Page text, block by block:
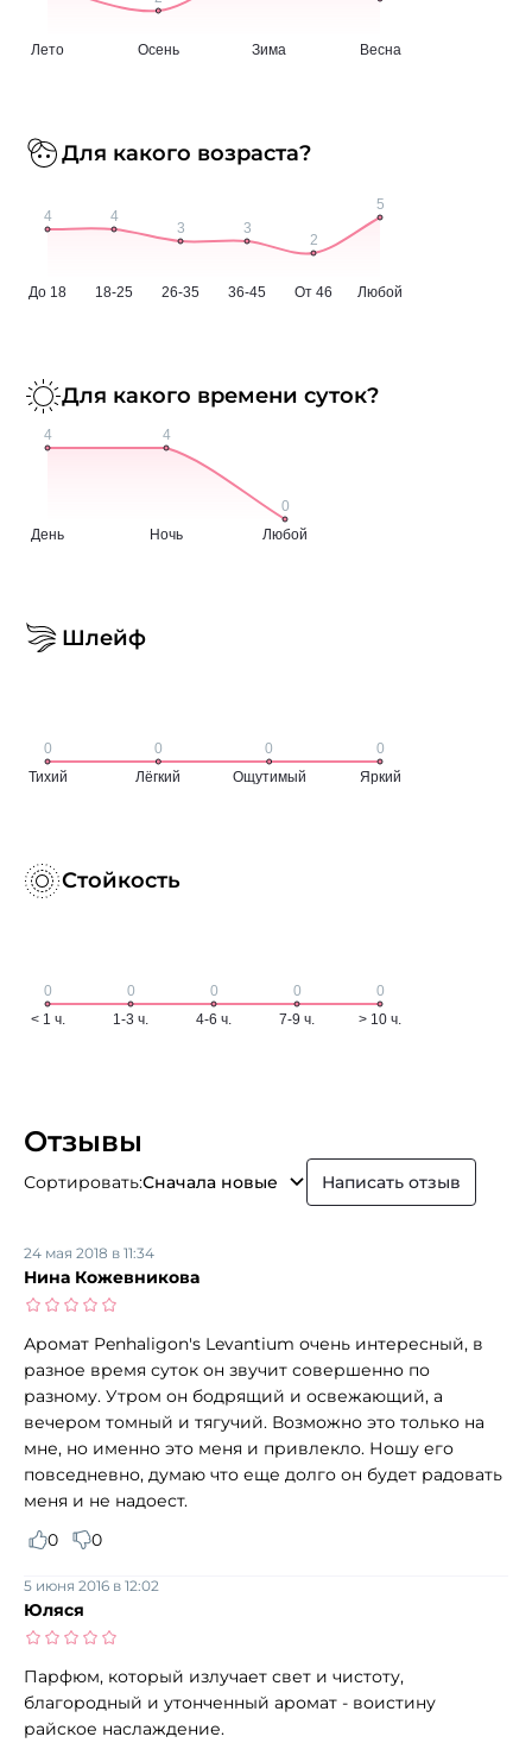
Для какого возраста?
Для какого времени суток?
Шлейф
Стойкость
Отзывы
Сортировать:Сначала новые Написать отзыв
Нина Кожевникова
24 мая 2018 в 11:34
Аромат Penhaligon's Levantium очень интересный, в
разное время суток он звучит совершенно по
разному. Утром он бодрящий и освежающий, а
вечером томный и тягучий. Возможно это только на
мне, но именно это меня и привлекло. Ношу его
повседневно, думаю что еще долго он будет радовать
меня и не надоест.
0
0
Юляся
5 июня 2016 в 12:02
Парфюм, который излучает свет и чистоту,
благородный и утонченный аромат - воистину
райское наслаждение.